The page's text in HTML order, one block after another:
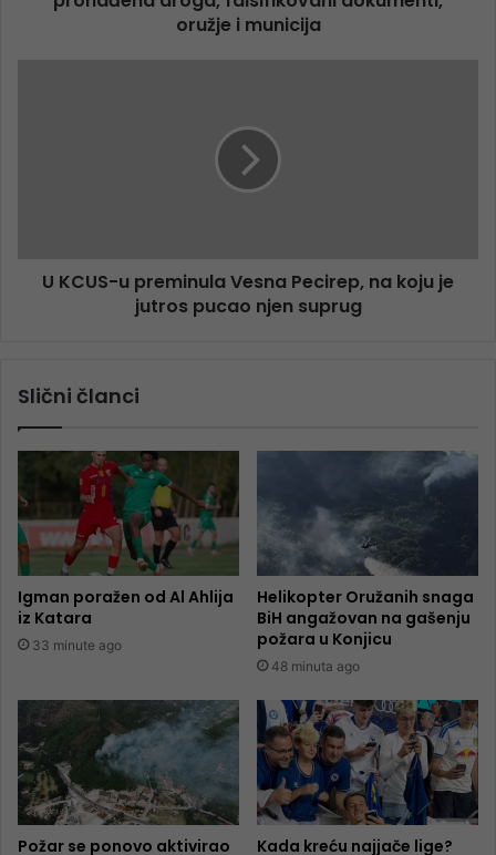
oružje i municija
U KCUS-u preminula Vesna Pecirep, na koju je
jutros pucao njen suprug
Slični članci
Igman poražen od Al Ahlija
iz Katara
33 minute ago
Helikopter Oružanih snaga
BiH angažovan na gašenju
požara u Konjicu
48 minuta ago
Požar se ponovo aktivirao
Kada kreću najjače lige?